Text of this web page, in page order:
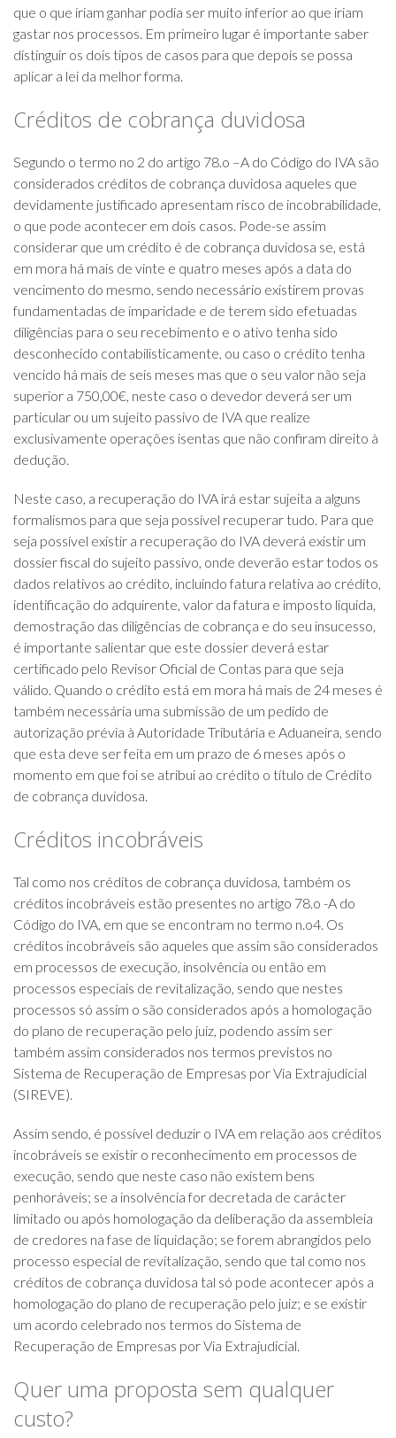
que o que iriam ganhar podia ser muito inferior ao que iriam
gastar nos processos. Em primeiro lugar é importante saber
distinguir os dois tipos de casos para que depois se possa
aplicar a lei da melhor forma.
Créditos de cobrança duvidosa
Segundo o termo no 2 do artigo 78.o –A do Código do IVA são
considerados créditos de cobrança duvidosa aqueles que
devidamente justificado apresentam risco de incobrabilidade,
o que pode acontecer em dois casos. Pode-se assim
considerar que um crédito é de cobrança duvidosa se, está
em mora há mais de vinte e quatro meses após a data do
vencimento do mesmo, sendo necessário existirem provas
fundamentadas de imparidade e de terem sido efetuadas
diligências para o seu recebimento e o ativo tenha sido
desconhecido contabilisticamente, ou caso o crédito tenha
vencido há mais de seis meses mas que o seu valor não seja
superior a 750,00€, neste caso o devedor deverá ser um
particular ou um sujeito passivo de IVA que realize
exclusivamente operações isentas que não confiram direito à
dedução.
Neste caso, a recuperação do IVA irá estar sujeita a alguns
formalismos para que seja possível recuperar tudo. Para que
seja possível existir a recuperação do IVA deverá existir um
dossier fiscal do sujeito passivo, onde deverão estar todos os
dados relativos ao crédito, incluindo fatura relativa ao crédito,
identificação do adquirente, valor da fatura e imposto liquida,
demostração das diligências de cobrança e do seu insucesso,
é importante salientar que este dossier deverá estar
certificado pelo Revisor Oficial de Contas para que seja
válido. Quando o crédito está em mora há mais de 24 meses é
também necessária uma submissão de um pedido de
autorização prévia à Autoridade Tributária e Aduaneira, sendo
que esta deve ser feita em um prazo de 6 meses após o
momento em que foi se atribui ao crédito o título de Crédito
de cobrança duvidosa.
Créditos incobráveis
Tal como nos créditos de cobrança duvidosa, também os
créditos incobráveis estão presentes no artigo 78.o -A do
Código do IVA, em que se encontram no termo n.o4. Os
créditos incobráveis são aqueles que assim são considerados
em processos de execução, insolvência ou então em
processos especiais de revitalização, sendo que nestes
processos só assim o são considerados após a homologação
do plano de recuperação pelo juiz, podendo assim ser
também assim considerados nos termos previstos no
Sistema de Recuperação de Empresas por Via Extrajudicial
(SIREVE).
Assim sendo, é possível deduzir o IVA em relação aos créditos
incobráveis se existir o reconhecimento em processos de
execução, sendo que neste caso não existem bens
penhoráveis; se a insolvência for decretada de carácter
limitado ou após homologação da deliberação da assembleia
de credores na fase de liquidação; se forem abrangidos pelo
processo especial de revitalização, sendo que tal como nos
créditos de cobrança duvidosa tal só pode acontecer após a
homologação do plano de recuperação pelo juiz; e se existir
um acordo celebrado nos termos do Sistema de
Recuperação de Empresas por Via Extrajudicial.
Quer uma proposta sem qualquer
custo?